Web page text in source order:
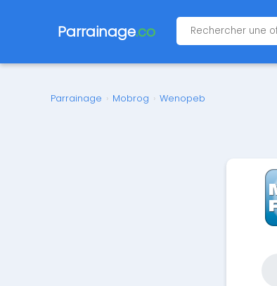
Parrainage.co
Parrainage › Mobrog › Wenopeb